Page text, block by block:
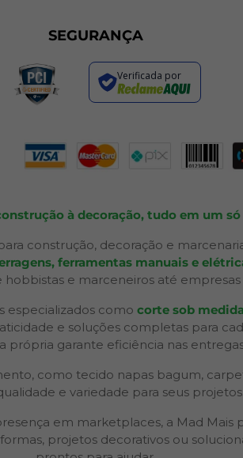
SEGURANÇA
Verificada por
à decoração, tudo em um
construção, decoração e
ferramentas manuais e
hobbistas e marceneiros até
especializados como corte sob
e soluções completas para
própria garante eficiência nas
como tecido napas bagum,
e variedade para seus projetos.
em marketplaces, a Mad
projetos decorativos ou